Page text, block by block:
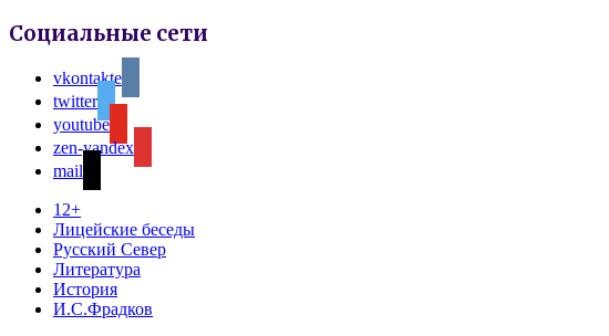
Социальные сети
vkontakte
twitter
youtube
zen-yandex
mail
12+
Лицейские беседы
Русский Север
Литература
История
И.С.Фрадков